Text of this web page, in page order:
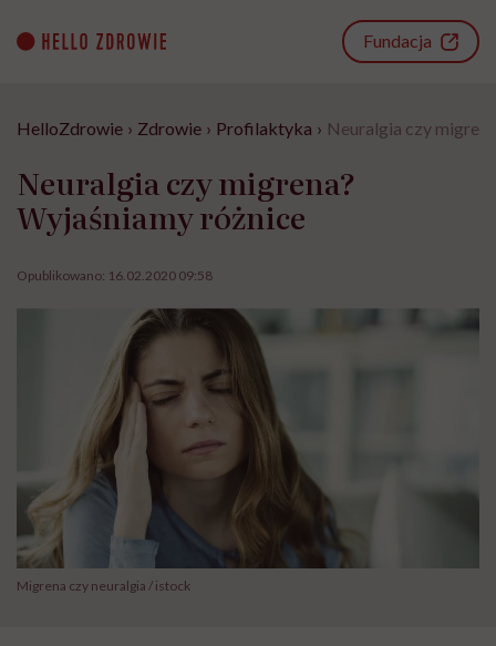
content
Fundacja
HelloZdrowie › Zdrowie › Profilaktyka › Neuralgia czy
Neuralgia czy migrena?
Wyjaśniamy różnice
Opublikowano: 16.02.2020 09:58
Migrena czy neuralgia / istock